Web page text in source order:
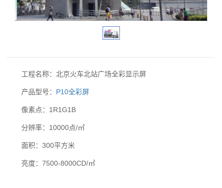
工程名称：北京火车北站广场全彩显示屏
产品型号： P10全彩屏
像素点：1R1G1B
分辨率：10000点/㎡
面积：300平方米
亮度：7500-8000CD/㎡